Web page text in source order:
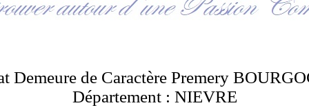
Demeure de Caractère Premery
Département : NIEVRE